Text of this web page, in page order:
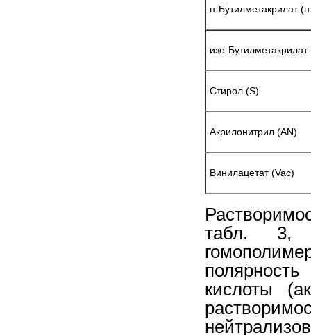
н-Бутилметакрилат
изо-
Стирол (S)
Акрилонитрил (AN)
Винилацетат (Vac)
табл. 3,
кислоты